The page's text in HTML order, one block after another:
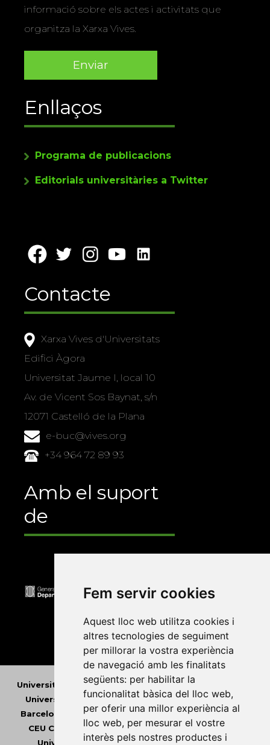
Fem servir cookies
Aquest lloc web utilitza cookies i
altres tecnologies de seguiment
per millorar la vostra experiència
de navegació amb les finalitats
següents: per habilitar la
funcionalitat bàsica del lloc web,
per oferir una millor experiència al
lloc web, per mesurar el vostre
interès pels nostres productes i
informació sobre els actes i activitats que
organitza la Xarxa Vives.
Enllaços
Programa de publicacions
Editorials universitàries a Twitter
Contacte
Xarxa Vives d'Universitats
Edifici Àgora
Universitat Jaume I, local 10
Av. de Vicent Sos Baynat, s/n
12071 Castelló de la Plana
e-buc@vives.org
+34 964 72 89 93
Amb el suport
de
Universitat Abat Oliba CEU•Universitat d'Alacant
Universitat d'Andorra•Universitat Autònoma de
Barcelona
Universitat de Barcelona• Universitat
CEU Cardenal Herrera•Universitat de Girona
Universitat de les Illes Balears• Universitat